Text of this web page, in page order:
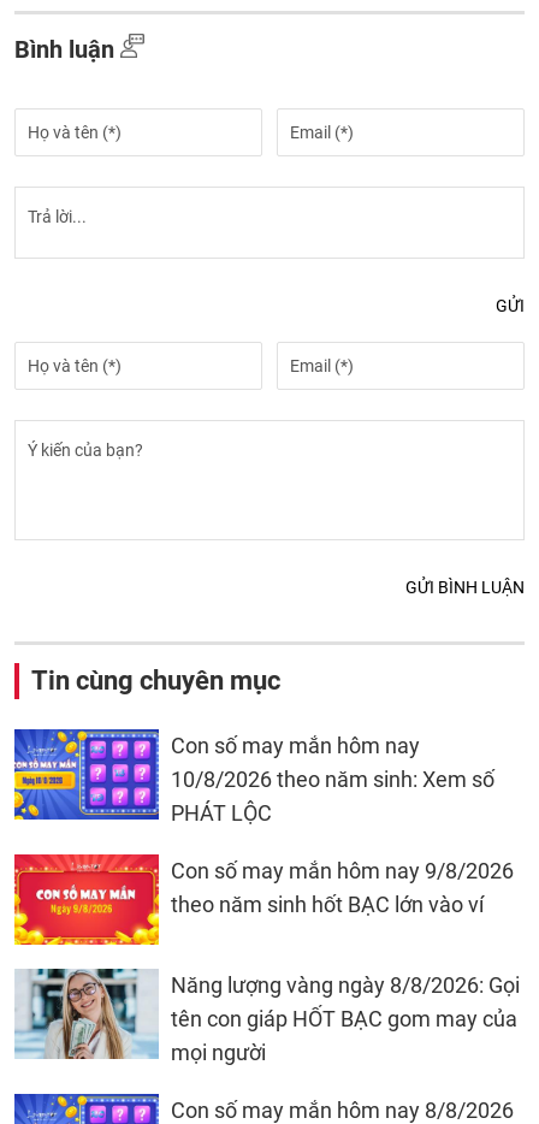
Bình luận
GỬI
GỬI BÌNH LUẬN
Tin cùng chuyên mục
Con số may mắn hôm nay
10/8/2026 theo năm sinh: Xem số
PHÁT LỘC
Con số may mắn hôm nay 9/8/2026
theo năm sinh hốt BẠC lớn vào ví
Năng lượng vàng ngày 8/8/2026: Gọi
tên con giáp HỐT BẠC gom may của
mọi người
Con số may mắn hôm nay 8/8/2026